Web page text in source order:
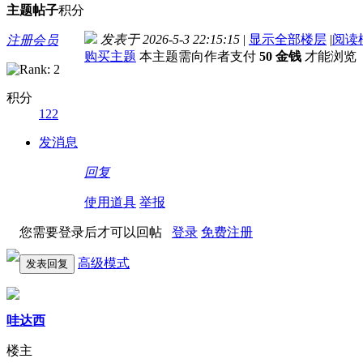
主题帖子积分
注册会员
积分
122
发消息
发表于 2026-5-3 22:15:15 | 显示全部楼层 |阅读
购买主题 本主题需向作者支付 50 金钱 才能浏览
回复
使用道具 举报
您需要登录后才可以回帖 登录 免费注册
发表回复 高级模式
哇达西
楼主